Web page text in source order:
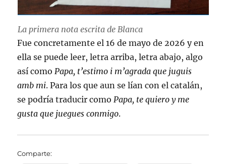
La primera nota escrita de Blanca
Fue concretamente el 16 de mayo de 2026 y en
ella se puede leer, letra arriba, letra abajo, algo
así como Papa, t’estimo i m’agrada que juguis
amb mi. Para los que aun se lían con el catalán,
se podría traducir como Papa, te quiero y me
gusta que juegues conmigo.
Comparte: